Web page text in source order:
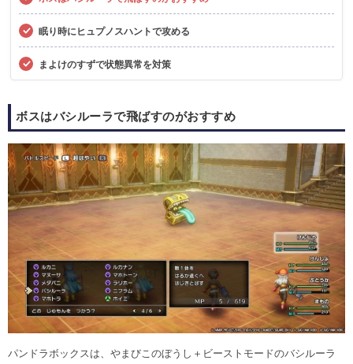
眠り時にヒュプノスハントで攻める
まよけのすずで状態異常を対策
ボスはバシルーラで飛ばすのがおすすめ
パンドラボックスは、やまびこのぼうし＋ビーストモードのバシルーラ